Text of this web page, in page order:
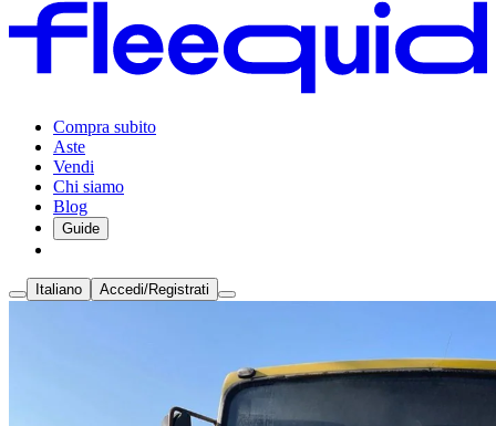
Compra subito
Aste
Vendi
Chi siamo
Blog
Guide
Italiano Accedi/Registrati